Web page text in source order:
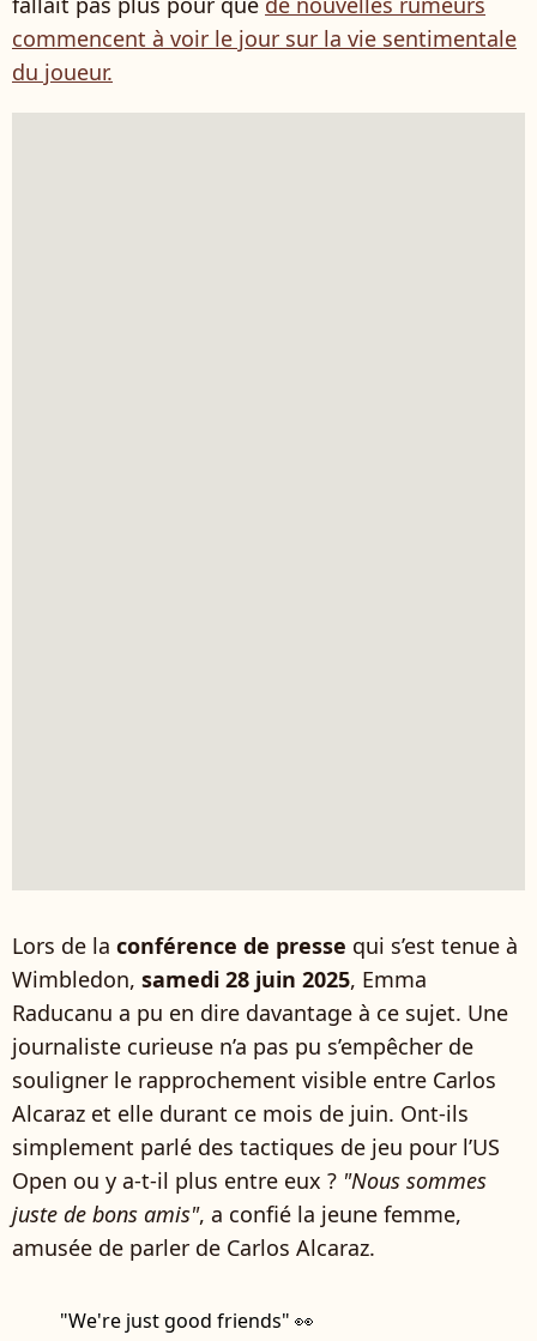
commencent à voir le jour sur la vie sentimentale
du joueur.
Lors de la conférence de presse qui s’est tenue à
Wimbledon, samedi 28 juin 2025, Emma
Raducanu a pu en dire davantage à ce sujet. Une
journaliste curieuse n’a pas pu s’empêcher de
souligner le rapprochement visible entre Carlos
Alcaraz et elle durant ce mois de juin. Ont-ils
simplement parlé des tactiques de jeu pour l’US
Open ou y a-t-il plus entre eux ? "Nous sommes
juste de bons amis", a confié la jeune femme,
amusée de parler de Carlos Alcaraz.
"We're just good friends" 👀